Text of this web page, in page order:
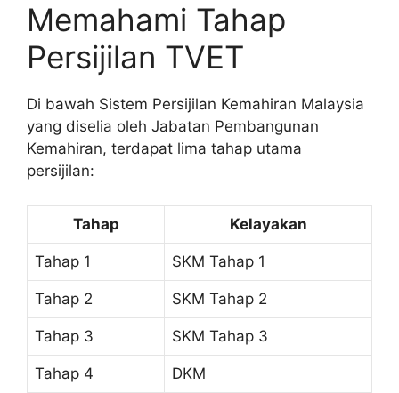
Memahami Tahap
Persijilan TVET
Di bawah Sistem Persijilan Kemahiran Malaysia
yang diselia oleh Jabatan Pembangunan
Kemahiran, terdapat lima tahap utama
persijilan:
Tahap Kelayakan
Tahap 1 SKM Tahap 1
Tahap 2 SKM Tahap 2
Tahap 3 SKM Tahap 3
Tahap 4 DKM